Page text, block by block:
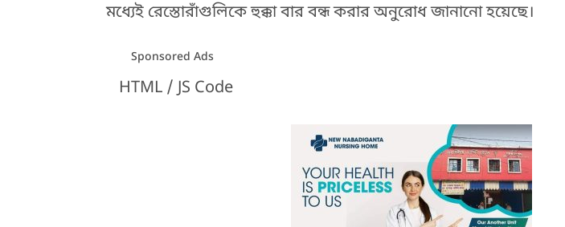
মধ্যেই রেস্তোরাঁগুলিকে হুক্কা বার বন্ধ করার অনুরোধ জানানো হয়েছে।
Sponsored Ads
HTML / JS Code